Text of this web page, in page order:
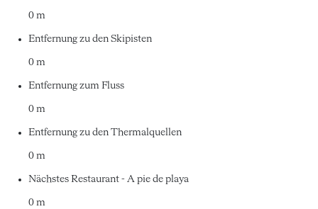
0 m
Entfernung zu den Skipisten
0 m
Entfernung zum Fluss
0 m
Entfernung zu den Thermalquellen
0 m
Nächstes Restaurant - A pie de playa
0 m